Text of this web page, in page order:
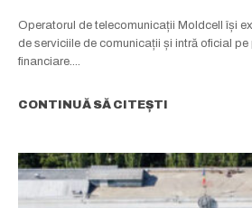
Operatorul de telecomunicații Moldcell își
de serviciile de comunicații și intră oficial
financiare....
CONTINUĂ SĂ CITEȘTI